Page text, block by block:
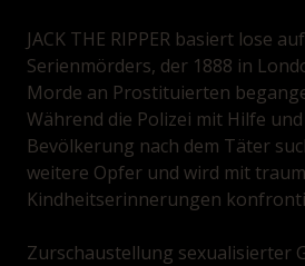
JACK THE RIPPER basiert lose
Serienmörders, der 1888 in
Morde an Prostituierten
Während die Polizei mit Hilfe
Bevölkerung nach dem Täter
weitere Opfer und wird mit
Kindheitserinnerungen
Zurschaustellung sexualisierter